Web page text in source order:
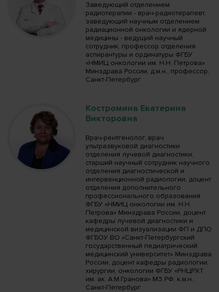
Заведующий отделением
радиотерапии - врач-радиотерапевт,
заведующий научным отделением
радиационной онкологии и ядерной
медицины - ведущий научный
сотрудник, профессор отделения
аспирантуры и ординатуры ФГБУ
«НМИЦ онкологии им. Н.Н. Петрова»
Минздрава России, д.м.н., профессор,
Санкт-Петербург
Костромина Екатерина
Викторовна
Врач-рентгенолог, врач
ультразвуковой диагностики
отделения лучевой диагностики,
старший научный сотрудник научного
отделения диагностической и
интервенционной радиологии, доцент
отделения дополнительного
профессионального образования
ФГБУ «НМИЦ онкологии им. Н.Н.
Петрова» Минздрава России, доцент
кафедры лучевой диагностики и
медицинской визуализации ФП и ДПО
ФГБОУ ВО «Санкт-Петербургский
государственный педиатрический
медицинский университет» Минздрава
России, доцент кафедры радиологии,
хирургии, онкологии ФГБУ «РНЦРХТ
им. ак. А.М.Гранова» МЗ РФ, к.м.н.,
Санкт-Петербург